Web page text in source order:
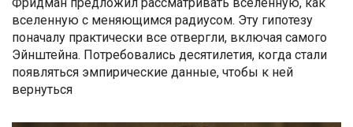
вселенную с меняющимся радиусом. Эту гипотезу
поначалу практически все отвергли, включая самого
Эйнштейна. Потребовались десятилетия, когда стали
появляться эмпирические данные, чтобы к ней
вернуться